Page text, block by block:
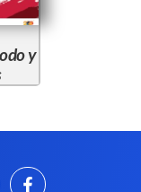
y